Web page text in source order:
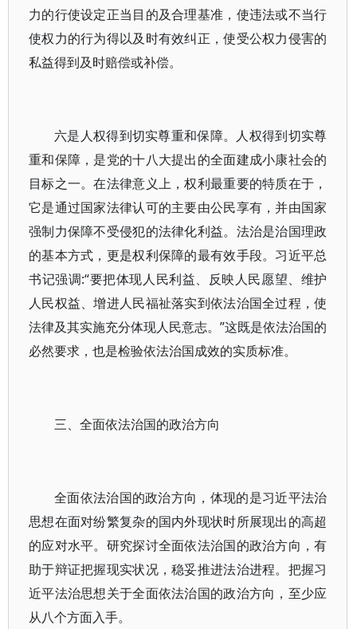
力的行使设定正当目的及合理基准，使违法或不当行
使权力的行为得以及时有效纠正，使受公权力侵害的
私益得到及时赔偿或补偿。
六是人权得到切实尊重和保障。人权得到切实尊
重和保障，是党的十八大提出的全面建成小康社会的
目标之一。在法律意义上，权利最重要的特质在于，
它是通过国家法律认可的主要由公民享有，并由国家
强制力保障不受侵犯的法律化利益。法治是治国理政
的基本方式，更是权利保障的最有效手段。习近平总
书记强调:“要把体现人民利益、反映人民愿望、维护
人民权益、增进人民福祉落实到依法治国全过程，使
法律及其实施充分体现人民意志。”这既是依法治国的
必然要求，也是检验依法治国成效的实质标准。
三、全面依法治国的政治方向
全面依法治国的政治方向，体现的是习近平法治
思想在面对纷繁复杂的国内外现状时所展现出的高超
的应对水平。研究探讨全面依法治国的政治方向，有
助于辩证把握现实状况，稳妥推进法治进程。把握习
近平法治思想关于全面依法治国的政治方向，至少应
从八个方面入手。